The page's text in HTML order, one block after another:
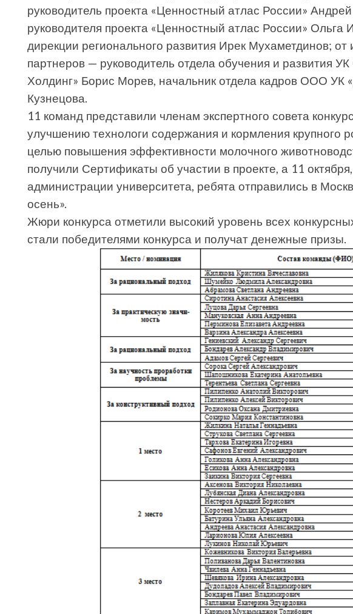
руководитель проекта «Ценностный атлас России»
руководителя проекта «Ценностный атлас России» Ольга
дирекции регионального развития Ирек Мухаметдинов; от
партнеров — руководитель отдела обучения и развития
Холдинг» Борис Морев, начальник отдела кадров ООО
Кузнецова.
11 команд представили членам экспертного совета
улучшению технологи содержания и кормления крупного
целью повышения эффективности молочного
получили Сертификаты об участии в проекте, а 11
администрации университета, ребята отправились в
осень».
Жюри конкурса отметили высокий уровень всех
стали победителями конкурса и получат денежные призы.